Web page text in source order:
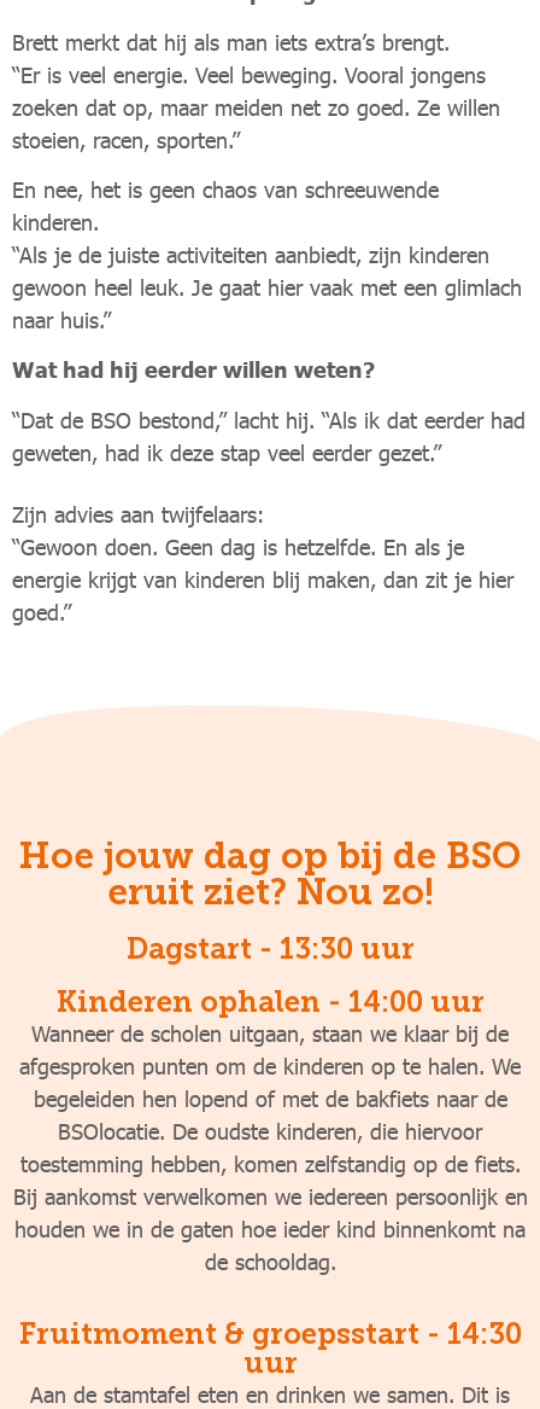
Brett merkt dat hij als man iets extra’s brengt.
“Er is veel energie. Veel beweging. Vooral jongens
zoeken dat op, maar meiden net zo goed. Ze willen
stoeien, racen, sporten.”
En nee, het is geen chaos van schreeuwende
kinderen.
“Als je de juiste activiteiten aanbiedt, zijn kinderen
gewoon heel leuk. Je gaat hier vaak met een glimlach
naar huis.”
Wat had hij eerder willen weten?
“Dat de BSO bestond,” lacht hij. “Als ik dat eerder had
geweten, had ik deze stap veel eerder gezet.”
Zijn advies aan twijfelaars:
“Gewoon doen. Geen dag is hetzelfde. En als je
energie krijgt van kinderen blij maken, dan zit je hier
goed.”
Hoe jouw dag op bij de BSO
eruit ziet? Nou zo!
Dagstart - 13:30 uur
Kinderen ophalen - 14:00 uur
Wanneer de scholen uitgaan, staan we klaar bij de
afgesproken punten om de kinderen op te halen. We
begeleiden hen lopend of met de bakfiets naar de
BSOlocatie. De oudste kinderen, die hiervoor
toestemming hebben, komen zelfstandig op de fiets.
Bij aankomst verwelkomen we iedereen persoonlijk en
houden we in de gaten hoe ieder kind binnenkomt na
de schooldag.
Fruitmoment & groepsstart - 14:30
uur
Aan de stamtafel eten en drinken we samen. Dit is